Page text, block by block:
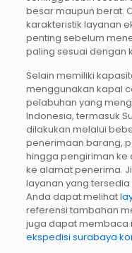
besar maupun berat.
karakteristik layanan
penting sebelum
paling sesuai dengan
Selain memiliki
menggunakan kapal
pelabuhan yang
Indonesia, termasuk
dilakukan melalui
penerimaan barang,
hingga pengiriman ke
ke alamat penerima.
layanan yang
Anda dapat melihat
referensi tambahan
juga dapat membaca
ekspedisi surabaya